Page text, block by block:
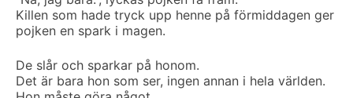
Killen som hade tryck upp henne på förmiddagen ger
pojken en spark i magen.
De slår och sparkar på honom.
Det är bara hon som ser, ingen annan i hela världen.